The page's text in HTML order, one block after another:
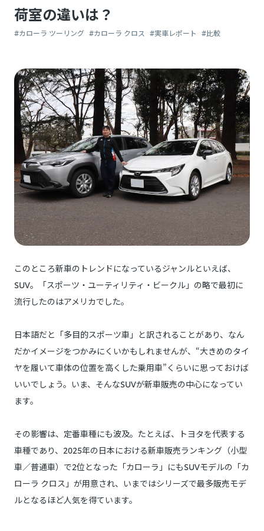
荷室の違いは？
#カローラ ツーリング #カローラ クロス #実車レポート #比較
このところ新車のトレンドになっているジャンルといえば、
SUV。「スポーツ・ユーティリティ・ビークル」の略で最初に
流行したのはアメリカでした。
日本語だと「多目的スポーツ車」と訳されることがあり、なん
だかイメージをつかみにくいかもしれませんが、“大きめのタイ
ヤを履いて車体の位置を高くした乗用車”くらいに思っておけば
いいでしょう。いま、そんなSUVが新車販売の中心になってい
ます。
その影響は、定番車種にも波及。たとえば、トヨタを代表する
車種であり、2025年の日本における新車販売ランキング（小型
車／普通車）で2位となった「カローラ」にもSUVモデルの「カ
ローラ クロス」が用意され、いまではシリーズで最多販売モデ
ルとなるほど人気を得ています。